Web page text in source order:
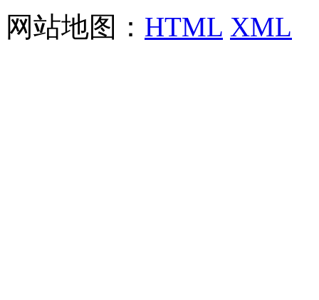
网站地图： HTML XML